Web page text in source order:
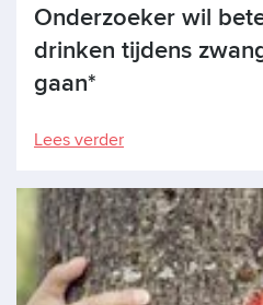
Onderzoeker wil
drinken tijdens
gaan*
Lees verder